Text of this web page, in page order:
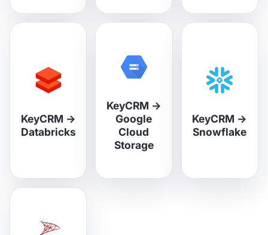
KeyCRM →
Databricks
KeyCRM →
Google
Cloud
Storage
KeyCRM →
Snowflake